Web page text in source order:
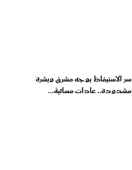
سر الاستيقاظ بوجه مشرق وبشرة
مشدودة.. عادات مسائية...